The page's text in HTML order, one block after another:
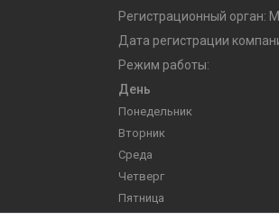
Регистрационный орган:
Дата регистрации
Режим работы:
День
Понедельник
Вторник
Среда
Четверг
Пятница